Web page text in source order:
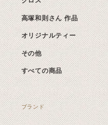
高塚和則さん 作品
オリジナルティー
その他
すべての商品
ブランド